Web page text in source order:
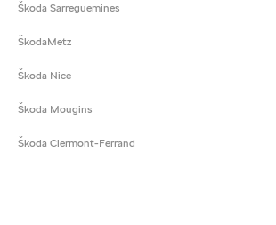
Škoda Sarreguemines
ŠkodaMetz
Škoda Nice
Škoda Mougins
Škoda Clermont-Ferrand